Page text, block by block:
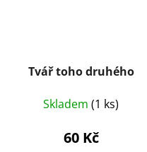
Tvář toho druhého
Skladem (1 ks)
60 Kč